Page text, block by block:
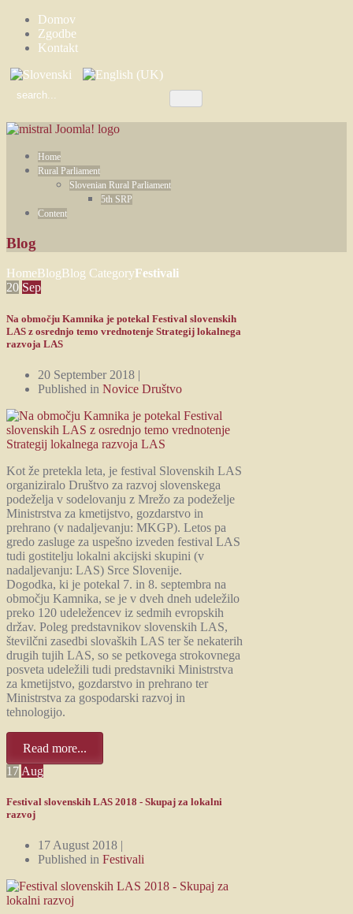
Domov
Zgodbe
Kontakt
Home
Rural Parliament
Slovenian Rural Parliament
5th SRP
Content
Blog
HomeBlogBlog CategoryFestivali
20 Sep
Na območju Kamnika je potekal Festival slovenskih
LAS z osrednjo temo vrednotenje Strategij lokalnega
razvoja LAS
20 September 2018 |
Published in Novice Društvo
Kot že pretekla leta, je festival Slovenskih LAS
organiziralo Društvo za razvoj slovenskega
podeželja v sodelovanju z Mrežo za podeželje
Ministrstva za kmetijstvo, gozdarstvo in
prehrano (v nadaljevanju: MKGP). Letos pa
gredo zasluge za uspešno izveden festival LAS
tudi gostitelju lokalni akcijski skupini (v
nadaljevanju: LAS) Srce Slovenije.
Dogodka, ki je potekal 7. in 8. septembra na
območju Kamnika, se je v dveh dneh udeležilo
preko 120 udeležencev iz sedmih evropskih
držav. Poleg predstavnikov slovenskih LAS,
številčni zasedbi slovaških LAS ter še nekaterih
drugih tujih LAS, so se petkovega strokovnega
posveta udeležili tudi predstavniki Ministrstva
za kmetijstvo, gozdarstvo in prehrano ter
Ministrstva za gospodarski razvoj in
tehnologijo.
Read more...
17 Aug
Festival slovenskih LAS 2018 - Skupaj za lokalni
razvoj
17 August 2018 |
Published in Festivali